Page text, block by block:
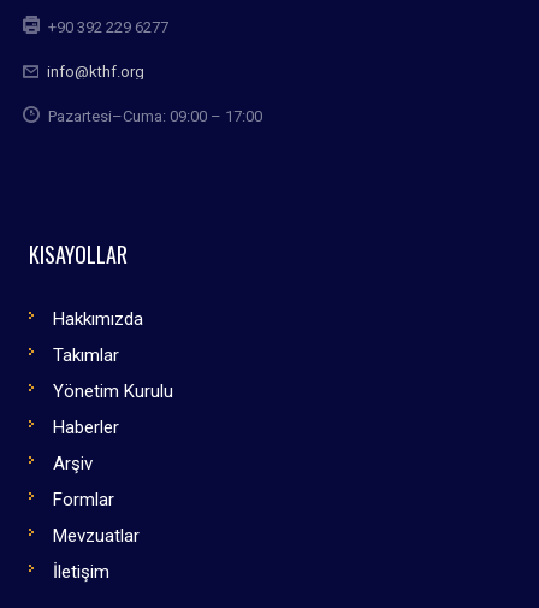
+90 392 229 6277
info@kthf.org
Pazartesi–Cuma: 09:00 – 17:00
KISAYOLLAR
Hakkımızda
Takımlar
Yönetim Kurulu
Haberler
Arşiv
Formlar
Mevzuatlar
İletişim